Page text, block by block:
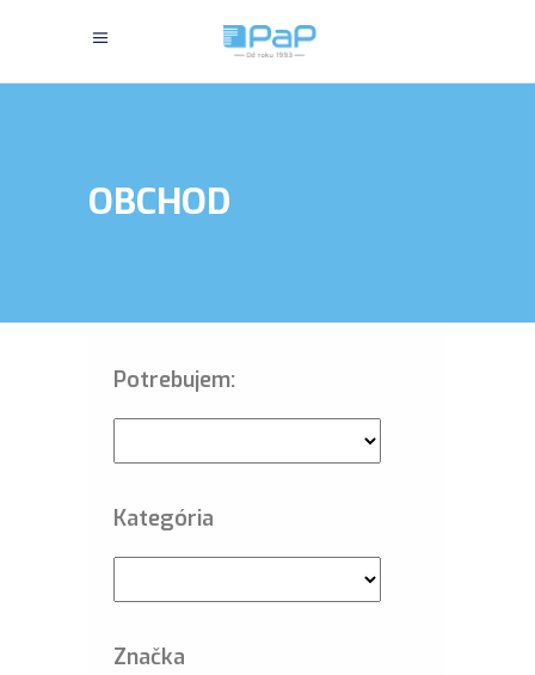
OBCHOD
Potrebujem:
Kategória
Značka